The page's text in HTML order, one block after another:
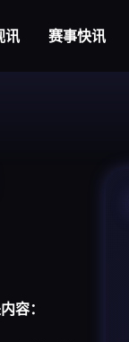
讯 赛事快讯
容：